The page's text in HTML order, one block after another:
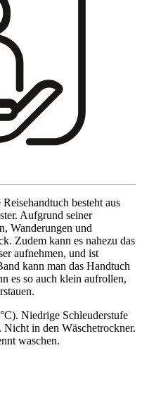
besteht aus
Aufgrund seiner
Wanderungen und
Zudem kann es nahezu das
aufnehmen, und ist
kann man das Handtuch
es so auch klein aufrollen,
Niedrige Schleuderstufe
in den Wäschetrockner.
waschen.